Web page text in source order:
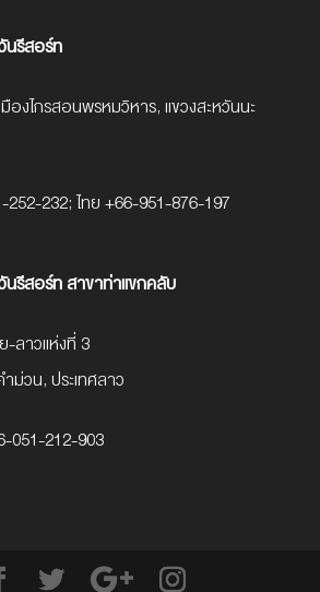
นรีสอร์ท
องไกรสอนพรหมวิหาร, แขวงสะหวันนะ
252-232; ไทย +66-951-876-197
รีสอร์ท สาขาท่าแขกคลับ
-ลาวแห่งที่ 3
ม่วน, ประเทศลาว
051-212-903